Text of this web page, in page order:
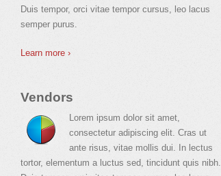
Duis tempor, orci vitae tempor cursus, leo lacus
semper purus.
Learn more ›
Vendors
Lorem ipsum dolor sit amet,
consectetur adipiscing elit. Cras ut
ante risus, vitae mollis dui. In lectus
tortor, elementum a luctus sed, tincidunt quis nibh.